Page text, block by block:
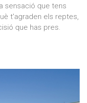
sensació que tens
t'agraden els reptes,
que has pres.